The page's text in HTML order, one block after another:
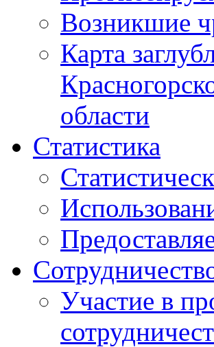
Возникшие
Карта
области
Статистика
Участие в